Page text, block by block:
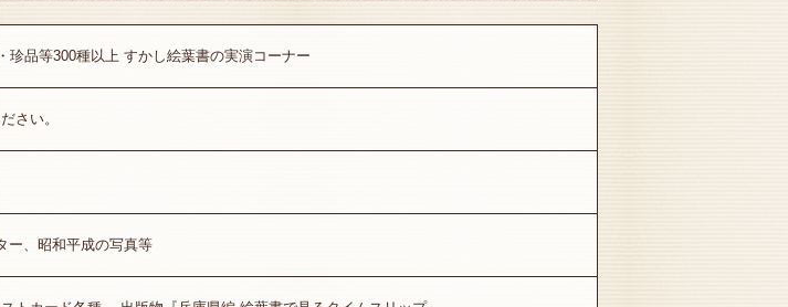
珍品等300種以上 すかし絵葉書の実演コーナー
さい。
ー、昭和平成の写真等